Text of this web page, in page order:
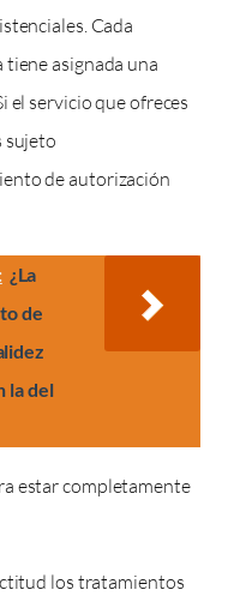
Cada
asignada una
el servicio que ofreces
sujeto
de autorización
¿La
de
la del
estar completamente
los tratamientos